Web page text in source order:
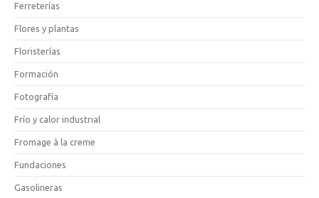
Ferreterías
Flores y plantas
Floristerías
Formación
Fotografía
Frío y calor industrial
Fromage à la creme
Fundaciones
Gasolineras